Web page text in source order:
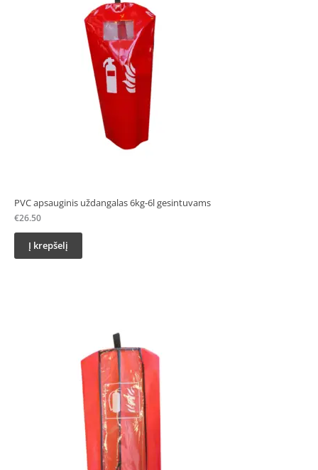
PVC apsauginis uždangalas 6kg-6l gesintuvams
€26.50
Į krepšelį